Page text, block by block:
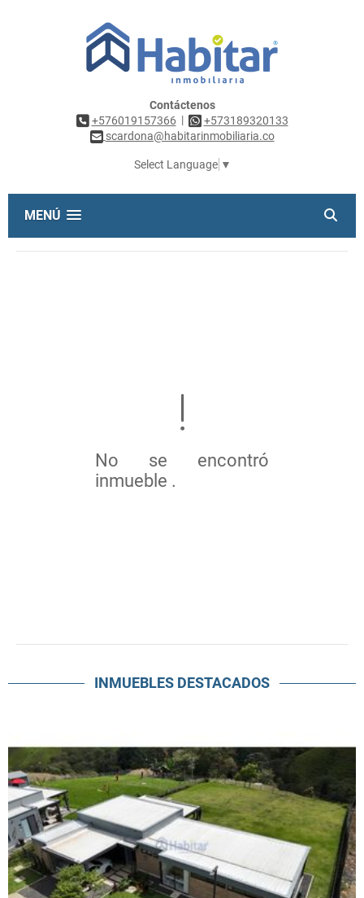
Contáctenos
+576019157366 |
+573189320133
scardona@habitarinmobiliaria.co
Select Language ▼
MENÚ
No se encontró
inmueble .
INMUEBLES DESTACADOS